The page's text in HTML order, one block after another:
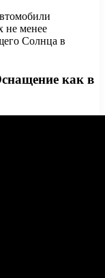
не менее
Солнца в
как в